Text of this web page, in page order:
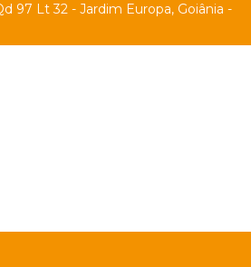
97 Lt 32 - Jardim Europa, Goiânia -